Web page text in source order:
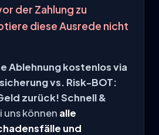
der Zahlung zu
diese Ausrede nicht
Ablehnung kostenlos via
vs. Risk-BOT:
zurück! Schnell &
uns können alle
und